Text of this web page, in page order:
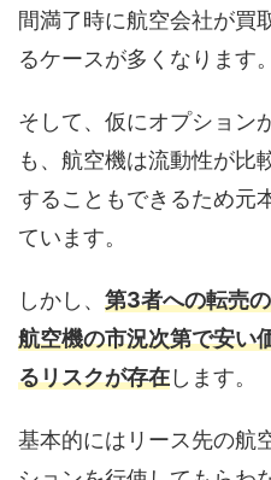
間満了時に航空会社が買
るケースが多くなります
そして、仮にオプション
も、航空機は流動性が比
することもできるため元
ています。
しかし、 第3者への転売
航空機の市況次第で安い
るリスクが存在します。
基本的にはリース先の航